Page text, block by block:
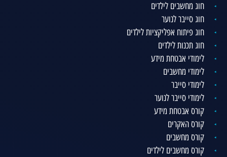
חוג מחשבים לילדים
חוג סייבר לנוער
חוג פיתוח אפליקציות לילדים
חוג תכנות לילדים
לימודי אבטחת מידע
לימודי מחשבים
לימודי סייבר
לימודי סייבר לנוער
קורס אבטחת מידע
קורס האקרים
קורס מחשבים
קורס מחשבים לילדים